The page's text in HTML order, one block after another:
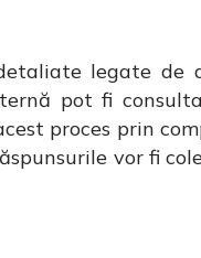
legate de
pot fi
proces prin
vor fi